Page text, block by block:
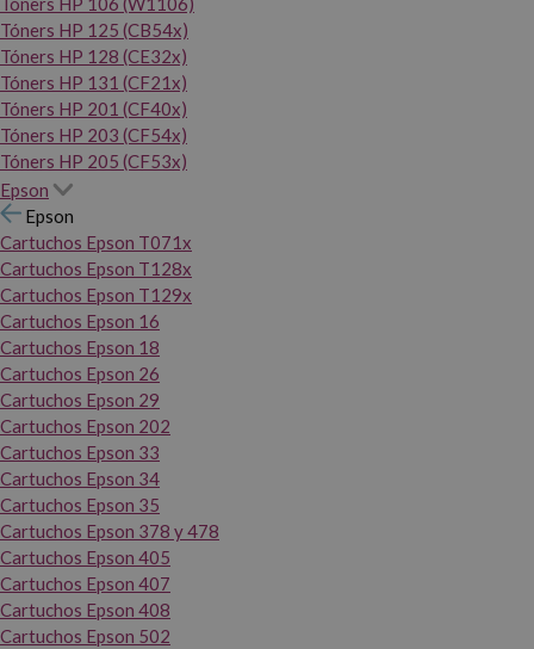
Tóners HP 125 (CB54x)
Tóners HP 128 (CE32x)
Tóners HP 131 (CF21x)
Tóners HP 201 (CF40x)
Tóners HP 203 (CF54x)
Tóners HP 205 (CF53x)
Epson
Epson
Cartuchos Epson T071x
Cartuchos Epson T128x
Cartuchos Epson T129x
Cartuchos Epson 16
Cartuchos Epson 18
Cartuchos Epson 26
Cartuchos Epson 29
Cartuchos Epson 202
Cartuchos Epson 33
Cartuchos Epson 34
Cartuchos Epson 35
Cartuchos Epson 378 y 478
Cartuchos Epson 405
Cartuchos Epson 407
Cartuchos Epson 408
Cartuchos Epson 502